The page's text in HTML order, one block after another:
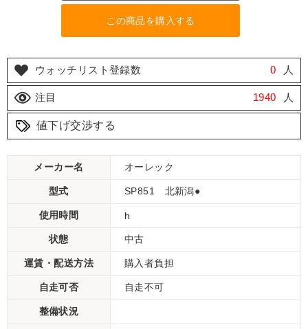
この商品を購入する
ウォッチリスト登録数 0 人
注目 1940 人
値下げ交渉する
メーカー名 オーレック
型式 SP851 北新潟●
使用時間 h
状態 中古
運賃・配送方法 購入者負担
自走可否 自走不可
整備状況